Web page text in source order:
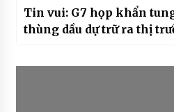
Tin vui: G7 họp khẩn
thùng dầu dự trữ ra thị